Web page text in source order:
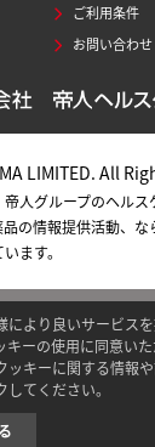
ご利用条件
お問い合わせ
LIMITED. All
人グループのヘルス
の情報提供活動、
ます。
により良いサービス
キーの使用に同意い
ッキーに関する情報
てください。